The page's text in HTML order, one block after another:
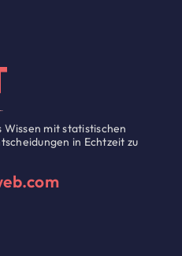
mit statistischen
in Echtzeit zu